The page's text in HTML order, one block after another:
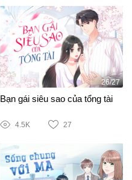
26/27
Bạn gái siêu sao của tổng tài
4.5K 27